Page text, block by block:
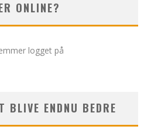
ONLINE?
logget på
BLIVE ENDNU BEDRE